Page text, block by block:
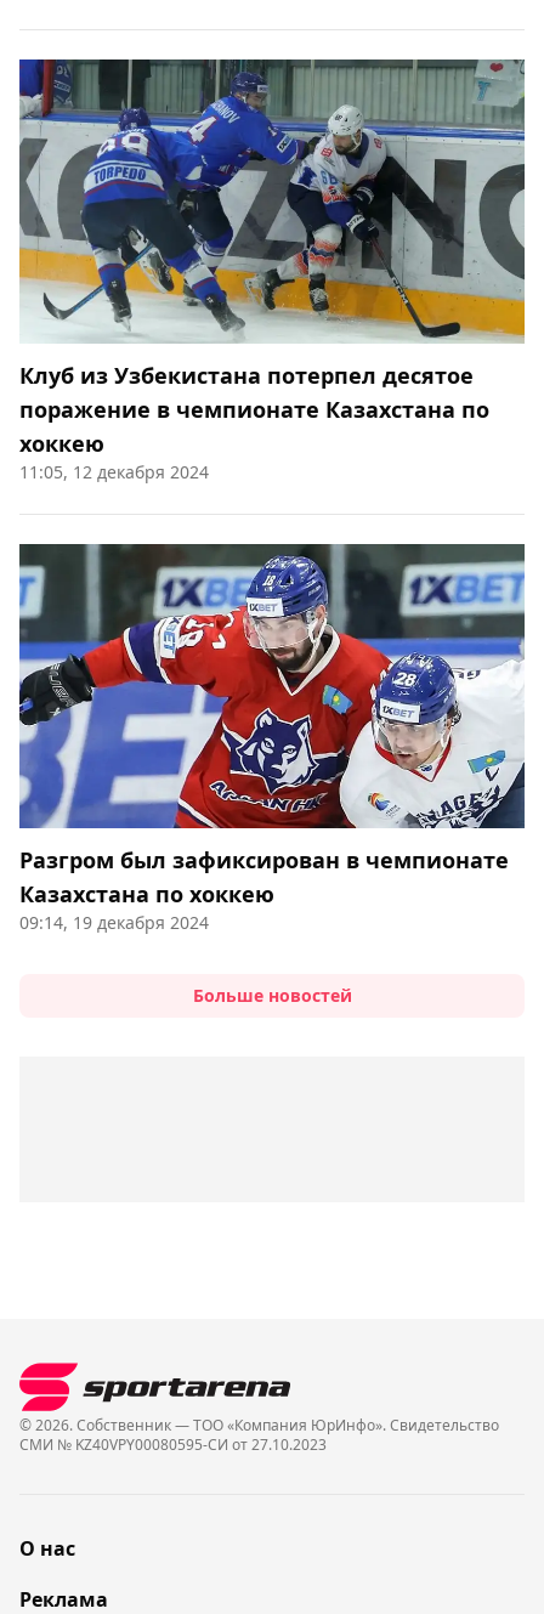
Клуб из Узбекистана потерпел десятое
поражение в чемпионате Казахстана по
хоккею
11:05, 12 декабря 2024
Разгром был зафиксирован в чемпионате
Казахстана по хоккею
09:14, 19 декабря 2024
Больше новостей
© 2026. Собственник — ТОО «Компания ЮрИнфо». Cвидетельство
СМИ № KZ40VPY00080595-СИ от 27.10.2023
О нас
Реклама